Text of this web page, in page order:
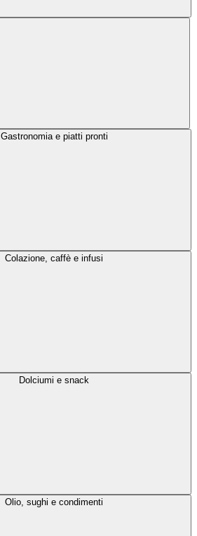
Gastronomia e piatti pronti
Colazione, caffè e infusi
Dolciumi e snack
Olio, sughi e condimenti